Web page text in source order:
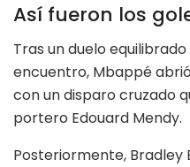
Así fueron los
Tras un duelo
encuentro, Mbappé
con un disparo cruzado
portero Edouard Mendy.
Posteriormente,